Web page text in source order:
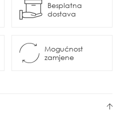
Besplatna
dostava
Mogućnost
zamjene